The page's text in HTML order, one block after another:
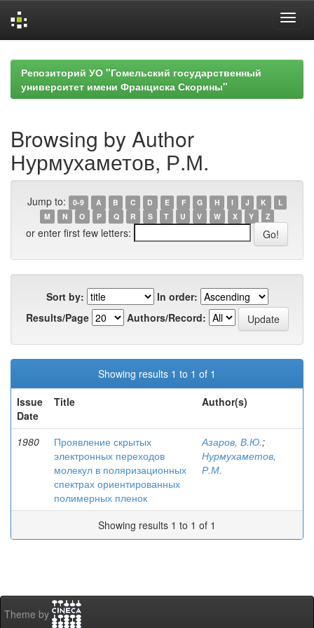
navigationРепозиторий УО "Гомельский государственный
университет имени Франциска Скорины"
Browsing by Author
Нурмухаметов, Р.М.
Jump to: 0-9 A B C D E F G H I J K
L
M
N O P Q R S T U V W X Y Z
or enter first few letters:
Sort by:
In order:
Results/Page
Authors/Record:
Showing results 1 to 1 of 1
Issue
Date
Title Author(s)
1980
Проявление скрытых
электронных переходов
молекул в поляризационных
спектрах ориентированных
полимерных пленок
Азаров, В.Ю.;
Нурмухаметов,
Р.М.
Showing results 1 to 1 of 1
Theme by